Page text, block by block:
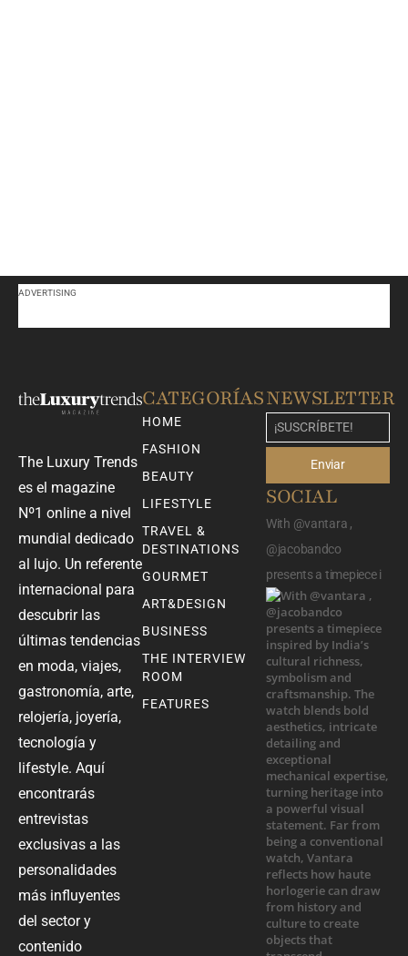
ADVERTISING
The Luxury Trends
es el magazine
Nº1 online a nivel
mundial dedicado
al lujo. Un referente
internacional para
descubrir las
últimas tendencias
en moda, viajes,
gastronomía, arte,
relojería, joyería,
tecnología y
lifestyle. Aquí
encontrarás
entrevistas
exclusivas a las
personalidades
más influyentes
del sector y
contenido
CATEGORÍAS
HOME
FASHION
BEAUTY
LIFESTYLE
TRAVEL &
DESTINATIONS
GOURMET
ART&DESIGN
BUSINESS
THE INTERVIEW
ROOM
FEATURES
NEWSLETTER
Enviar
SOCIAL
With @vantara ,
@jacobandco
presents a timepiece i